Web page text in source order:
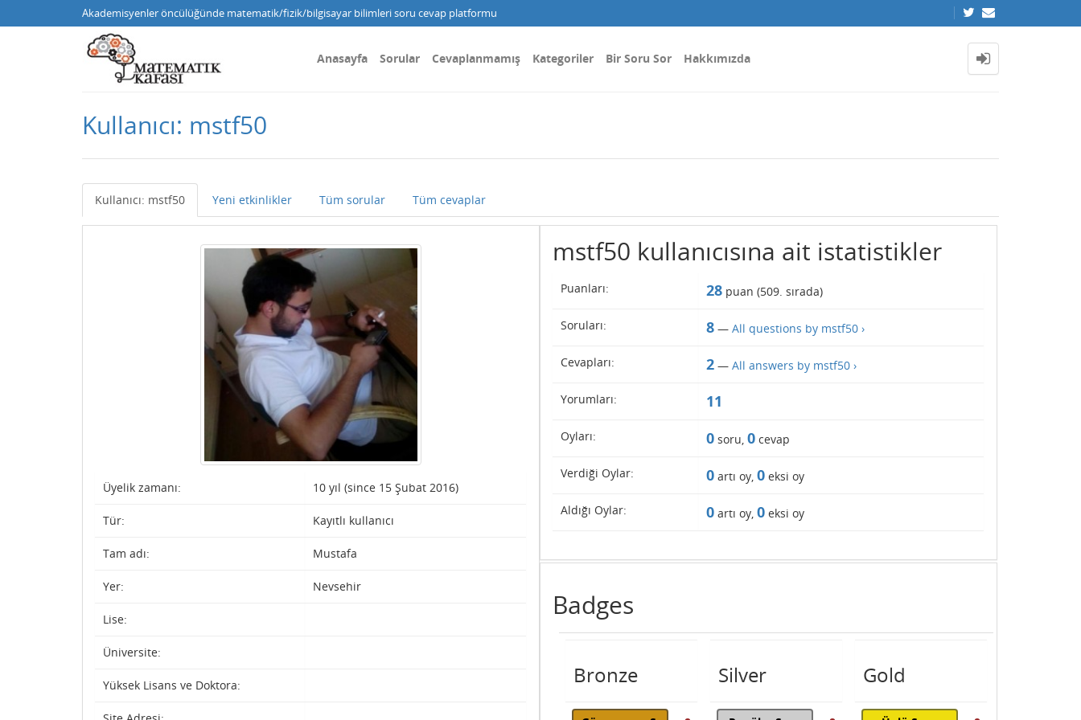
Akademisyenler öncülüğünde matematik/fizik/bilgisayar bilimleri soru cevap platformu
Anasayfa Sorular Cevaplanmamış Kategoriler Bir Soru Sor Hakkımızda
Kullanıcı: mstf50
Kullanıcı: mstf50 Yeni etkinlikler Tüm sorular Tüm cevaplar
Üyelik zamanı: 10 yıl (since 15 Şubat 2016)
Tür: Kayıtlı kullanıcı
Tam adı: Mustafa
Yer: Nevsehir
Lise:
Üniversite:
Yüksek Lisans ve Doktora:
mstf50 kullanıcısına ait istatistikler
Puanları: 28puan (509. sırada)
Soruları: 8— All questions by mstf50 ›
Cevapları: 2— All answers by mstf50 ›
Yorumları: 11
Oyları: 0soru, 0cevap
Verdiği Oylar: 0artı oy, 0eksi oy
Aldığı Oylar: 0artı oy, 0eksi oy
Badges
Bronze Silver Gold